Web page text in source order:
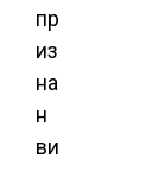
пр
из
на
н
ви